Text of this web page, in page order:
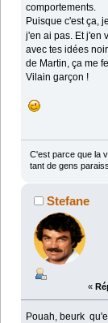
comportements.
Puisque c'est ça,
j'en ai pas. Et j'en
avec tes idées
de Martin, ça me
Vilain garçon !
C'est parce que la
tant de gens
Stefane
«
Pouah, beurk